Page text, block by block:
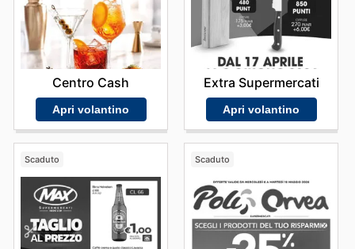
Centro Cash
Apri volantino
Extra Supermercati
Apri volantino
Scaduto Scaduto